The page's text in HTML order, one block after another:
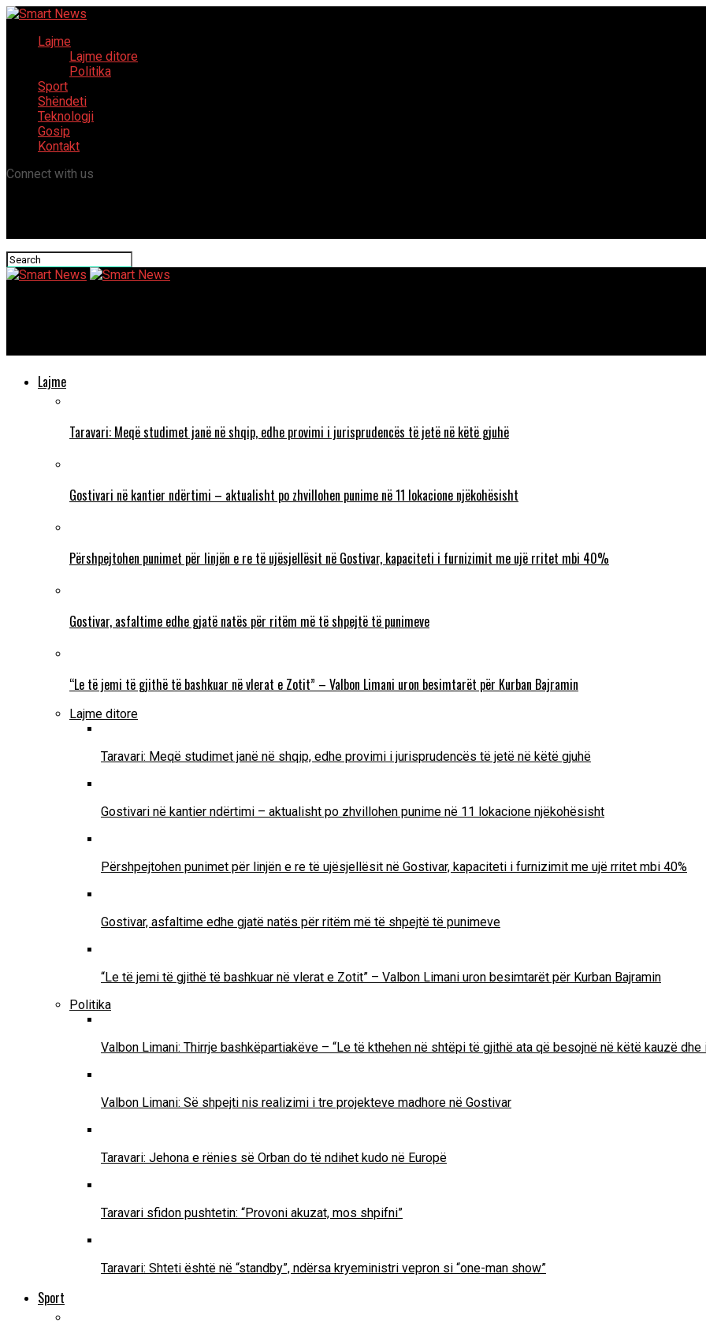
Lajme
Lajme ditore
Politika
Sport
Shëndeti
Teknologji
Gosip
Kontakt
Connect with us
Lajme
Taravari: Meqë studimet janë në shqip, edhe provimi i jurisprudencës të jetë në këtë gjuhë
Gostivari në kantier ndërtimi – aktualisht po zhvillohen punime në 11 lokacione njëkohësisht
Përshpejtohen punimet për linjën e re të ujësjellësit në Gostivar, kapaciteti i furnizimit me ujë rritet mbi 40%
Gostivar, asfaltime edhe gjatë natës për ritëm më të shpejtë të punimeve
“Le të jemi të gjithë të bashkuar në vlerat e Zotit” – Valbon Limani uron besimtarët për Kurban Bajramin
Lajme ditore
Taravari: Meqë studimet janë në shqip, edhe provimi i jurisprudencës të jetë në këtë gjuhë
Gostivari në kantier ndërtimi – aktualisht po zhvillohen punime në 11 lokacione njëkohësisht
Përshpejtohen punimet për linjën e re të ujësjellësit në Gostivar, kapaciteti i furnizimit me ujë rritet mbi 40%
Gostivar, asfaltime edhe gjatë natës për ritëm më të shpejtë të punimeve
“Le të jemi të gjithë të bashkuar në vlerat e Zotit” – Valbon Limani uron besimtarët për Kurban Bajramin
Politika
Valbon Limani: Thirrje bashkëpartiakëve – “Le të kthehen në shtëpi të gjithë ata që besojnë në këtë kauzë dhe
Valbon Limani: Së shpejti nis realizimi i tre projekteve madhore në Gostivar
Taravari: Jehona e rënies së Orban do të ndihet kudo në Europë
Taravari sfidon pushtetin: “Provoni akuzat, mos shpifni”
Taravari: Shteti është në “standby”, ndërsa kryeministri vepron si “one-man show”
Sport